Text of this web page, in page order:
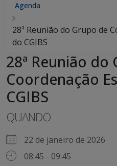
Agenda
28ª Reunião do Grupo de
do CGIBS
28ª Reunião do
Coordenação
CGIBS
QUANDO
22 de janeiro de 2026
08:45 - 09:45